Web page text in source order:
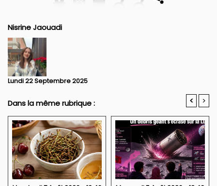
Nisrine Jaouadi
Lundi 22 Septembre 2025
Dans la même rubrique : < >